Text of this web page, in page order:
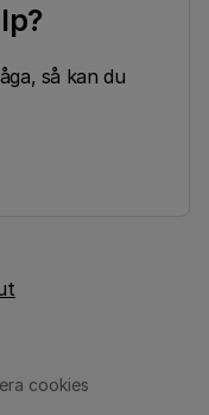
så kan du
cookies